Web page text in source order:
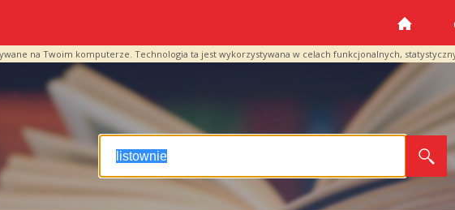
na Twoim komputerze. Technologia ta jest wykorzystywana w celach funkcjonalnych,